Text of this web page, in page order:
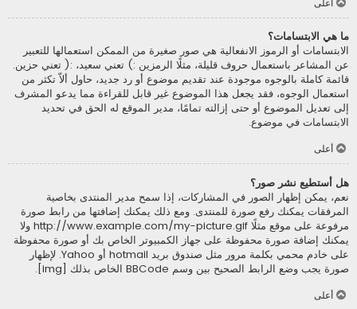
ما هي الابتسامات؟
الابتسامات أو الرموز الانفعالية هي صور صغيرة من الممكن استعمالها للتعبير
عن المشاعر باستعمال حروف قليلة، مثلًا الرمزين :) تعني سعيد، :( تعني حزين.
قائمة كاملة بالوجوه موجودة عند تقديم موضوع أو رد جديد، حاول ألاّ تكثر من
استعمال الوجوه، فقد يجعل هذا الموضوع غير قابل للقراءة مما يدعو المشرف
إلى تعديل الموضوع أو حتى إزالته تمامًا، مدير الموقع له الحق في تحديد
الابتسامات في موضوع.
أعلى
هل أستطيع نشر صور؟
نعم، يمكن إظهار الصور في المشاركات، إذا سمح مدير المنتدى بخاصية
المرفقات يمكنك رفع صورة للمنتدى. ومع ذلك يمكنك إضافتها من رابط صورة
مرفوعة على موقع مثلًا http://www.example.com/my-picture.gif ولا
يمكنك إضافة صورة محفوظة على جهاز الكمبيوتر الخاص بك أو صورة محفوظة
على خادم محمي بكلمة مرور مثل صندوق بريد hotmail أو Yahoo. لإظهار
صورة يجب وضع الرابط الصحيح بين وسم BBCode الخاص بذلك [img].
أعلى